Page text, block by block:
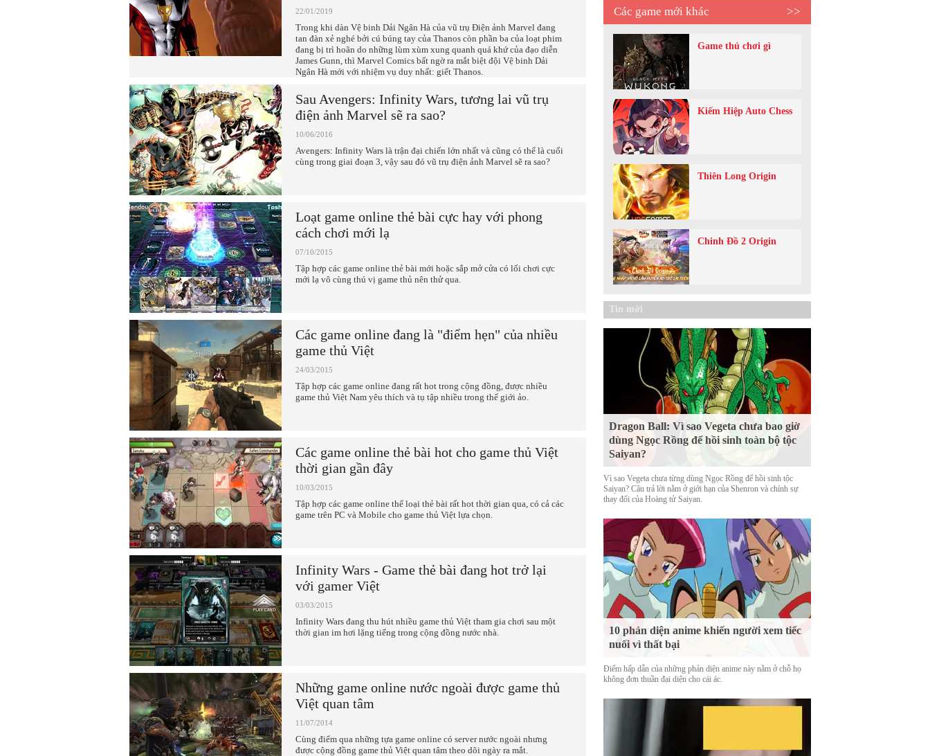
22/01/2019
Trong khi dàn Vệ binh Dải Ngân Hà của vũ trụ Điện ảnh Marvel đang
tan đàn xẻ nghé bởi cú búng tay của Thanos còn phần ba của loạt phim
đang bị trì hoãn do những lùm xùm xung quanh quá khứ của đạo diễn
James Gunn, thì Marvel Comics bất ngờ ra mắt biệt đội Vệ binh Dải
Ngân Hà mới với nhiệm vụ duy nhất: giết Thanos.
Sau Avengers: Infinity Wars, tương lai vũ trụ
điện ảnh Marvel sẽ ra sao?
10/06/2016
Avengers: Infinity Wars là trận đại chiến lớn nhất và cũng có thể là cuối
cùng trong giai đoạn 3, vậy sau đó vũ trụ điện ảnh Marvel sẽ ra sao?
Loạt game online thẻ bài cực hay với phong
cách chơi mới lạ
07/10/2015
Tập hợp các game online thẻ bài mới hoặc sắp mở cửa có lối chơi cực
mới lạ vô cùng thú vị game thủ nên thử qua.
Các game online đang là "điểm hẹn" của nhiều
game thủ Việt
24/03/2015
Tập hợp các game online đang rất hot trong cộng đồng, được nhiều
game thủ Việt Nam yêu thích và tụ tập nhiều trong thế giới ảo.
Các game online thẻ bài hot cho game thủ Việt
thời gian gần đây
10/03/2015
Tập hợp các game online thể loại thẻ bài rất hot thời gian qua, có cả các
game trên PC và Mobile cho game thủ Việt lựa chọn.
Infinity Wars - Game thẻ bài đang hot trở lại
với gamer Việt
03/03/2015
Infinity Wars đang thu hút nhiều game thủ Việt tham gia chơi sau một
thời gian im hơi lặng tiếng trong cộng đồng nước nhà.
Những game online nước ngoài được game thủ
Việt quan tâm
11/07/2014
Cùng điểm qua những tựa game online có server nước ngoài nhưng
được cộng đồng game thủ Việt quan tâm theo dõi ngày ra mắt.
Các game mới khác >>
Game thủ chơi gì
Kiếm Hiệp Auto Chess
Thiên Long Origin
Chinh Đồ 2 Origin
Tin mới
Dragon Ball: Vì sao Vegeta chưa bao giờ
dùng Ngọc Rồng để hồi sinh toàn bộ tộc
Saiyan?
Vì sao Vegeta chưa từng dùng Ngọc Rồng để hồi sinh tộc
Saiyan? Câu trả lời nằm ở giới hạn của Shenron và chính sự
thay đổi của Hoàng tử Saiyan.
10 phản diện anime khiến người xem tiếc
nuối vì thất bại
Điểm hấp dẫn của những phản diện anime này nằm ở chỗ họ
không đơn thuần đại diện cho cái ác.